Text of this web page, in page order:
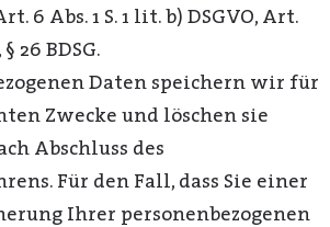
6 Abs. 1 S. 1 lit. b) DSGVO, Art.
26 BDSG.
Daten speichern wir für
Zwecke und löschen sie
Abschluss des
Für den Fall, dass Sie einer
Ihrer personenbezogenen